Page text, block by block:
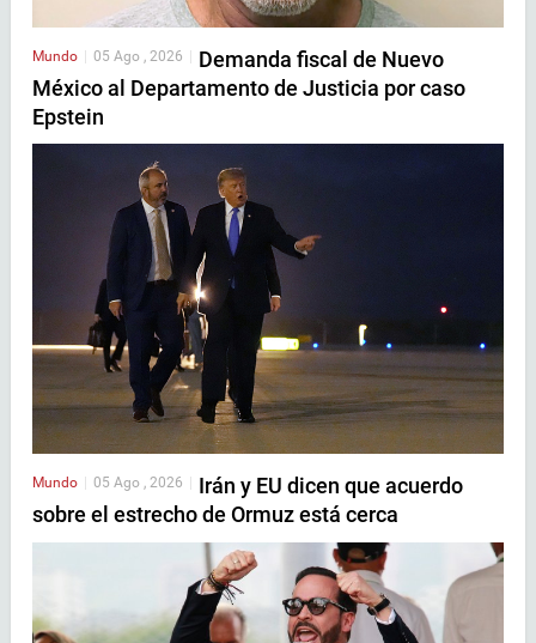
Mundo 05 Ago , 2026
Demanda fiscal de Nuevo
México al Departamento de Justicia por caso
Epstein
Mundo 05 Ago , 2026
Irán y EU dicen que acuerdo
sobre el estrecho de Ormuz está cerca